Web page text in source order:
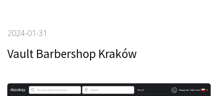
2024-01-31
Vault Barbershop Kraków